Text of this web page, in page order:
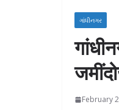
ગાંધીનગર
February